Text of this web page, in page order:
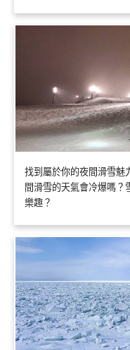
找到屬於你的夜間滑雪魅
間滑雪的天氣會冷爆嗎？
樂趣？